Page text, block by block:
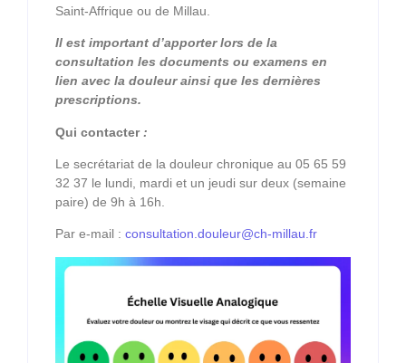
Saint-Affrique ou de Millau.
Il est important d’apporter lors de la
consultation les documents ou examens en
lien avec la douleur ainsi que les dernières
prescriptions.
Qui contacter:
Le secrétariat de la douleur chronique au 05 65 59
32 37 le lundi, mardi et un jeudi sur deux (semaine
paire) de 9h à 16h.
Par e-mail : consultation.douleur@ch-millau.fr